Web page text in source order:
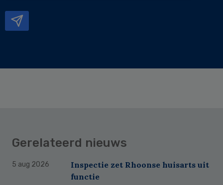
Gerelateerd nieuws
5 aug 2026
Inspectie zet Rhoonse huisarts uit
functie